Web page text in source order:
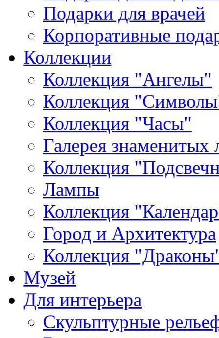
Подарки для врачей
Корпоративные
Коллекции
Коллекция "Ангелы"
Коллекция
Коллекция "Часы"
Галерея знаменитых
Коллекция
Лампы
Коллекция
Город и Архитектура
Коллекция
Музей
Для интерьера
Скульптурные